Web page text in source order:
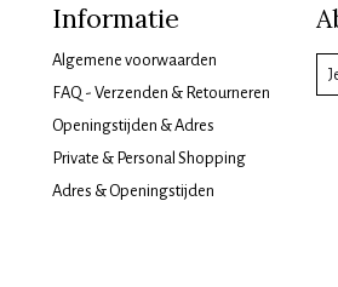
Informatie
Algemene voorwaarden
FAQ - Verzenden & Retourneren
Openingstijden & Adres
Private & Personal Shopping
Adres & Openingstijden